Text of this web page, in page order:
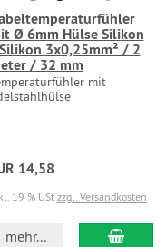
Ø 6mm Hülse Silikon
3x0,25mm² / 2
/ 32 mm
mit
14,58
19 % USt zzgl. Versandkosten
mehr... In